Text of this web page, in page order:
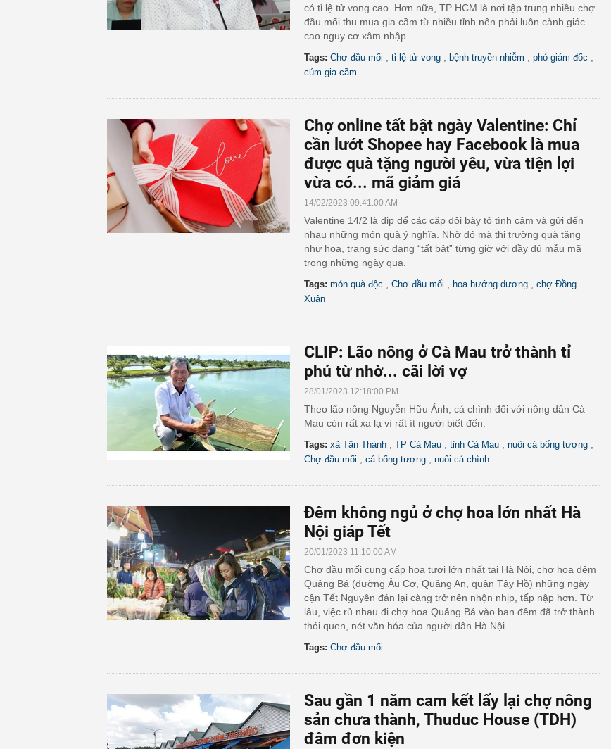
có tỉ lệ tử vong cao. Hơn nữa, TP HCM là nơi tập trung nhiều chợ
đầu mối thu mua gia cầm từ nhiều tỉnh nên phải luôn cảnh giác
cao nguy cơ xâm nhập
Tags: Chợ đầu mối tỉ lệ tử vong bệnh truyền nhiễm phó giám đốc
cúm gia cầm
Chợ online tất bật ngày Valentine: Chỉ
cần lướt Shopee hay Facebook là mua
được quà tặng người yêu, vừa tiện lợi
vừa có... mã giảm giá
14/02/2023 09:41:00 AM
Valentine 14/2 là dịp để các cặp đôi bày tỏ tình cảm và gửi đến
nhau những món quà ý nghĩa. Nhờ đó mà thị trường quà tặng
như hoa, trang sức đang “tất bật” từng giờ với đầy đủ mẫu mã
trong những ngày qua.
Tags: món quà độc Chợ đầu mối hoa hướng dương
chợ Đồng
Xuân
CLIP: Lão nông ở Cà Mau trở thành tỉ
phú từ nhờ... cãi lời vợ
28/01/2023 12:18:00 PM
Theo lão nông Nguyễn Hữu Ánh, cá chình đối với nông dân Cà
Mau còn rất xa lạ vì rất ít người biết đến.
Tags: xã Tân Thành TP Cà Mau tỉnh Cà Mau nuôi cá bống tượng
Chợ đầu mối cá bống tượng nuôi cá chình
Đêm không ngủ ở chợ hoa lớn nhất Hà
Nội giáp Tết
20/01/2023 11:10:00 AM
Chợ đầu mối cung cấp hoa tươi lớn nhất tại Hà Nội, chợ hoa đêm
Quảng Bá (đường Âu Cơ, Quảng An, quận Tây Hồ) những ngày
cận Tết Nguyên đán lại càng trở nên nhộn nhịp, tấp nập hơn. Từ
lâu, việc rủ nhau đi chợ hoa Quảng Bá vào ban đêm đã trở thành
thói quen, nét văn hóa của người dân Hà Nội
Tags: Chợ đầu mối
Sau gần 1 năm cam kết lấy lại chợ nông
sản chưa thành, Thuduc House (TDH)
đâm đơn kiện